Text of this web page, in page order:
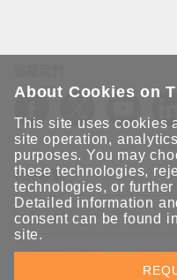
保持聯繫
立即訂閱以獲得 Moxa 解決
隱私權，我們絕不會將您的
About Cookies on
This site uses cookies
site operation,
purposes. You may
these technologies,
technologies, or further
Detailed information
consent can be found
site.